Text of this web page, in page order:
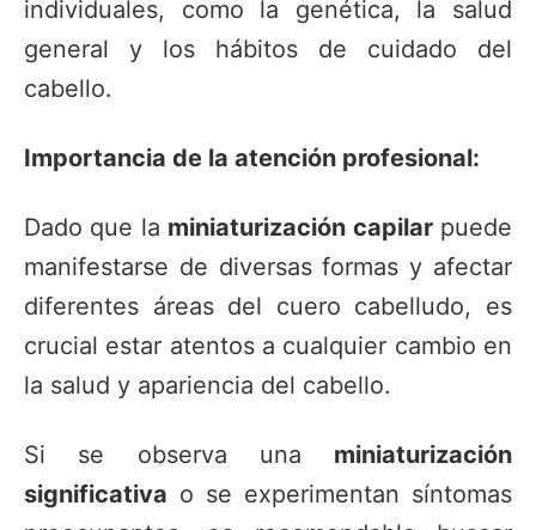
individuales, como la genética, la salud
general y los hábitos de cuidado del
cabello.
Importancia de la atención profesional:
Dado que la miniaturización capilarpuede
manifestarse de diversas formas y afectar
diferentes áreas del cuero cabelludo, es
crucial estar atentos a cualquier cambio en
la salud y apariencia del cabello.
Si se observa una miniaturización
significativa o se experimentan síntomas